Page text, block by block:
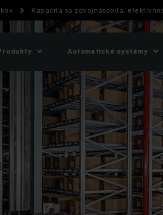
Kapacita sa zdvojnásobila,
Automatické systémy